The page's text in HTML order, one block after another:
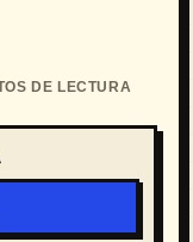
DE LECTURA